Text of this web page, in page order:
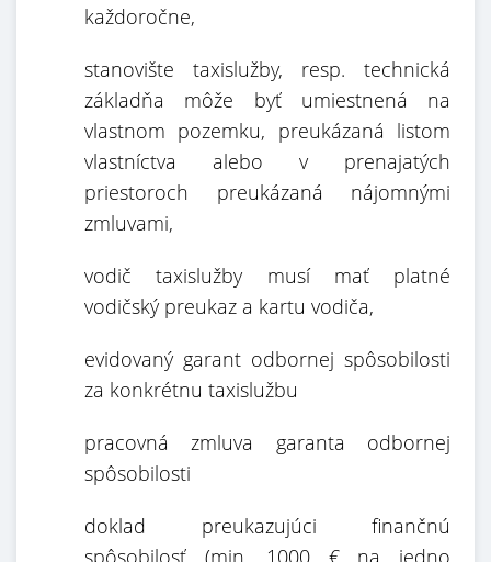
každoročne,
stanovište taxislužby, resp. technická
základňa môže byť umiestnená na
vlastnom pozemku, preukázaná listom
vlastníctva alebo v prenajatých
priestoroch preukázaná nájomnými
zmluvami,
vodič taxislužby musí mať platné
vodičský preukaz a kartu vodiča,
evidovaný garant odbornej spôsobilosti
za konkrétnu taxislužbu
pracovná zmluva garanta odbornej
spôsobilosti
doklad preukazujúci finančnú
spôsobilosť (min. 1000 € na jedno